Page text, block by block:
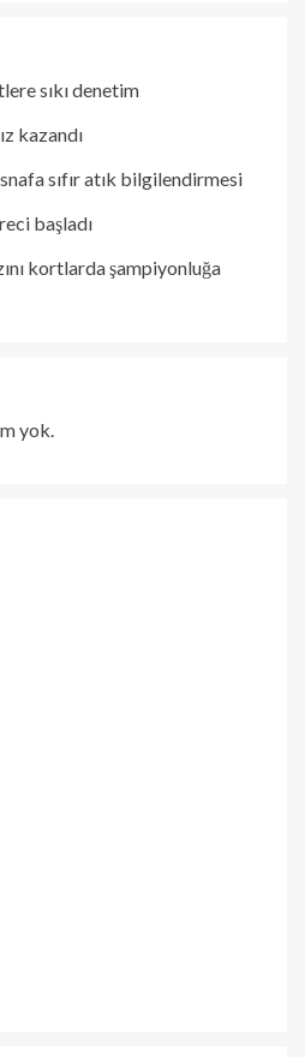
sıkı denetim
kazandı
sıfır atık bilgilendirmesi
başladı
kortlarda şampiyonluğa
yok.